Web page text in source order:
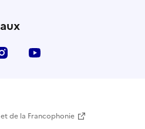
Instagram
de la Francophonie